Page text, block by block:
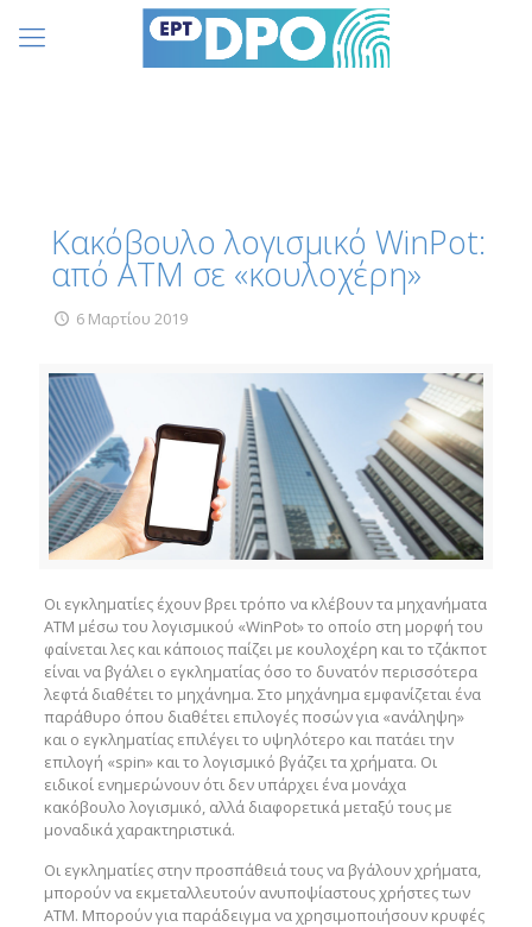
Κακόβουλο λογισμικό WinPot:
από ΑΤΜ σε «κουλοχέρη»
6 Μαρτίου 2019
Οι εγκληματίες έχουν βρει τρόπο να κλέβουν τα μηχανήματα
ΑΤΜ μέσω του λογισμικού «WinPot» το οποίο στη μορφή του
φαίνεται λες και κάποιος παίζει με κουλοχέρη και το τζάκποτ
είναι να βγάλει ο εγκληματίας όσο το δυνατόν περισσότερα
λεφτά διαθέτει το μηχάνημα. Στο μηχάνημα εμφανίζεται ένα
παράθυρο όπου διαθέτει επιλογές ποσών για «ανάληψη»
και ο εγκληματίας επιλέγει το υψηλότερο και πατάει την
επιλογή «spin» και το λογισμικό βγάζει τα χρήματα. Οι
ειδικοί ενημερώνουν ότι δεν υπάρχει ένα μονάχα
κακόβουλο λογισμικό, αλλά διαφορετικά μεταξύ τους με
μοναδικά χαρακτηριστικά.
Οι εγκληματίες στην προσπάθειά τους να βγάλουν χρήματα,
μπορούν να εκμεταλλευτούν ανυποψίαστους χρήστες των
ΑΤΜ. Μπορούν για παράδειγμα να χρησιμοποιήσουν κρυφές